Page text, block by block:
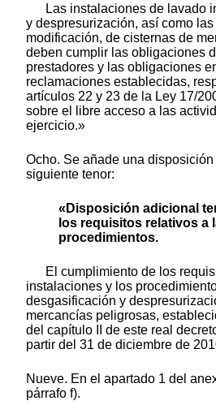
Las instalaciones de lavado
y despresurización, así como
modificación, de cisternas de
deben cumplir las obligaciones
prestadores y las obligaciones
reclamaciones establecidas,
artículos 22 y 23 de la Ley 17/
sobre el libre acceso a las
ejercicio.»
Ocho. Se añade una
siguiente tenor:
«Disposición adicional
los requisitos relativos a
procedimientos.
El cumplimiento de los
instalaciones y los
desgasificación y
mercancías peligrosas,
del capítulo II de este real
partir del 31 de diciembre de
Nueve. En el apartado 1 del
párrafo f).